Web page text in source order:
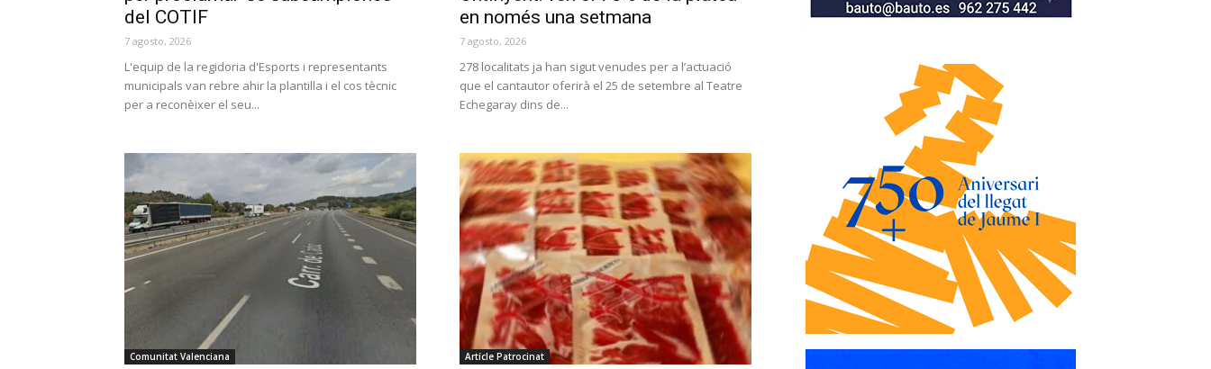
del COTIF
7 agosto, 2026
L'equip de la regidoria d'Esports i representants
municipals van rebre ahir la plantilla i el cos tècnic
per a reconèixer el seu...
en només una setmana
7 agosto, 2026
278 localitats ja han sigut venudes per a l’actuació
que el cantautor oferirà el 25 de setembre al Teatre
Echegaray dins de...
Comunitat Valenciana Artícle Patrocinat